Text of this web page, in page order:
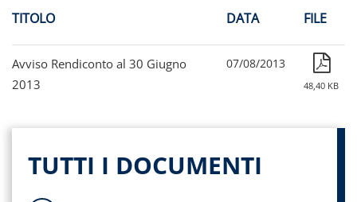
TITOLO DATA FILE
Avviso Rendiconto al 30 Giugno
2013
07/08/2013
48,40 KB
TUTTI I DOCUMENTI